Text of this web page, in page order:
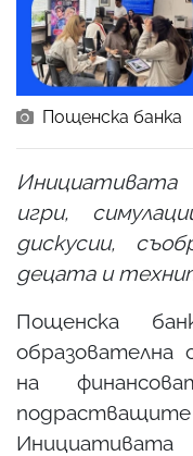
Пощенска банка
игри,
дискусии,
децата и
Пощенска
образователна
на